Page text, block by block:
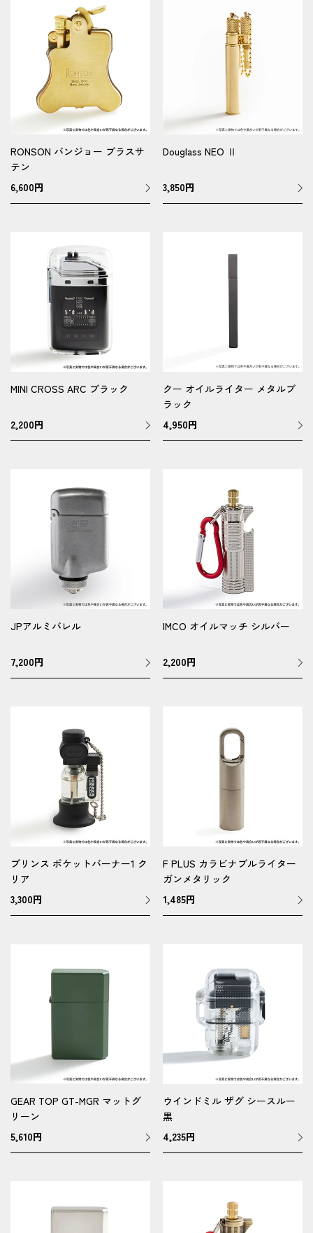
RONSON バンジョー ブラスサ
テン
6,600円
Douglass NEO Ⅱ
3,850円
MINI CROSS ARC ブラック
2,200円
クー オイルライター メタルブ
ラック
4,950円
JPアルミバレル
7,200円
IMCO オイルマッチ シルバー
2,200円
プリンス ポケットバーナー1 ク
リア
3,300円
F PLUS カラビナブルライター
ガンメタリック
1,485円
GEAR TOP GT-MGR マットグ
リーン
5,610円
ウインドミル ザグ シースルー
黒
4,235円